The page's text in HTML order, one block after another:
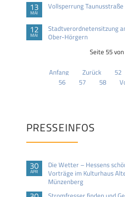
13
MAI
Vollsperrung Taunusstraße
12
MAI
Stadtverordnetensitzung
Ober-Hörgern
Seite 55
Anfang Zurück 52
56
57 58
PRESSEINFOS
30
APR
Die Wetter – Hessens
Vorträge im Kulturhaus
Münzenberg